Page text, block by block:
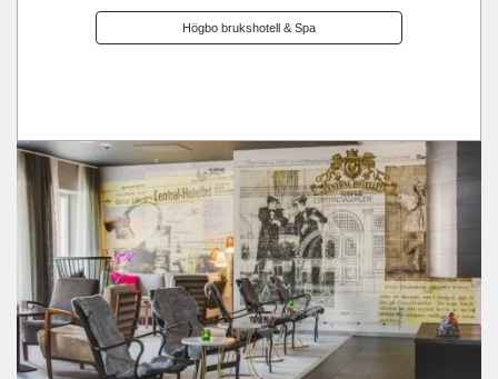
Högbo brukshotell & Spa